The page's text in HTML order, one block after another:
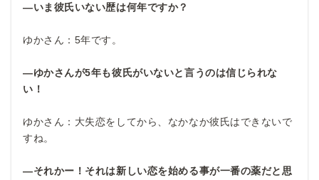
―いま彼氏いない歴は何年ですか？
ゆかさん：5年です。
―ゆかさんが5年も彼氏がいないと言うのは信じられな
い！
ゆかさん：大失恋をしてから、なかなか彼氏はできないで
すね。
―それかー！それは新しい恋を始める事が一番の薬だと思